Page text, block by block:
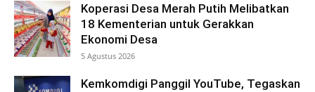
Koperasi Desa Merah Putih Melibatkan
18 Kementerian untuk Gerakkan
Ekonomi Desa
5 Agustus 2026
Kemkomdigi Panggil YouTube, Tegaskan